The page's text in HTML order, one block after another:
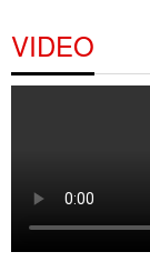
VIDEO